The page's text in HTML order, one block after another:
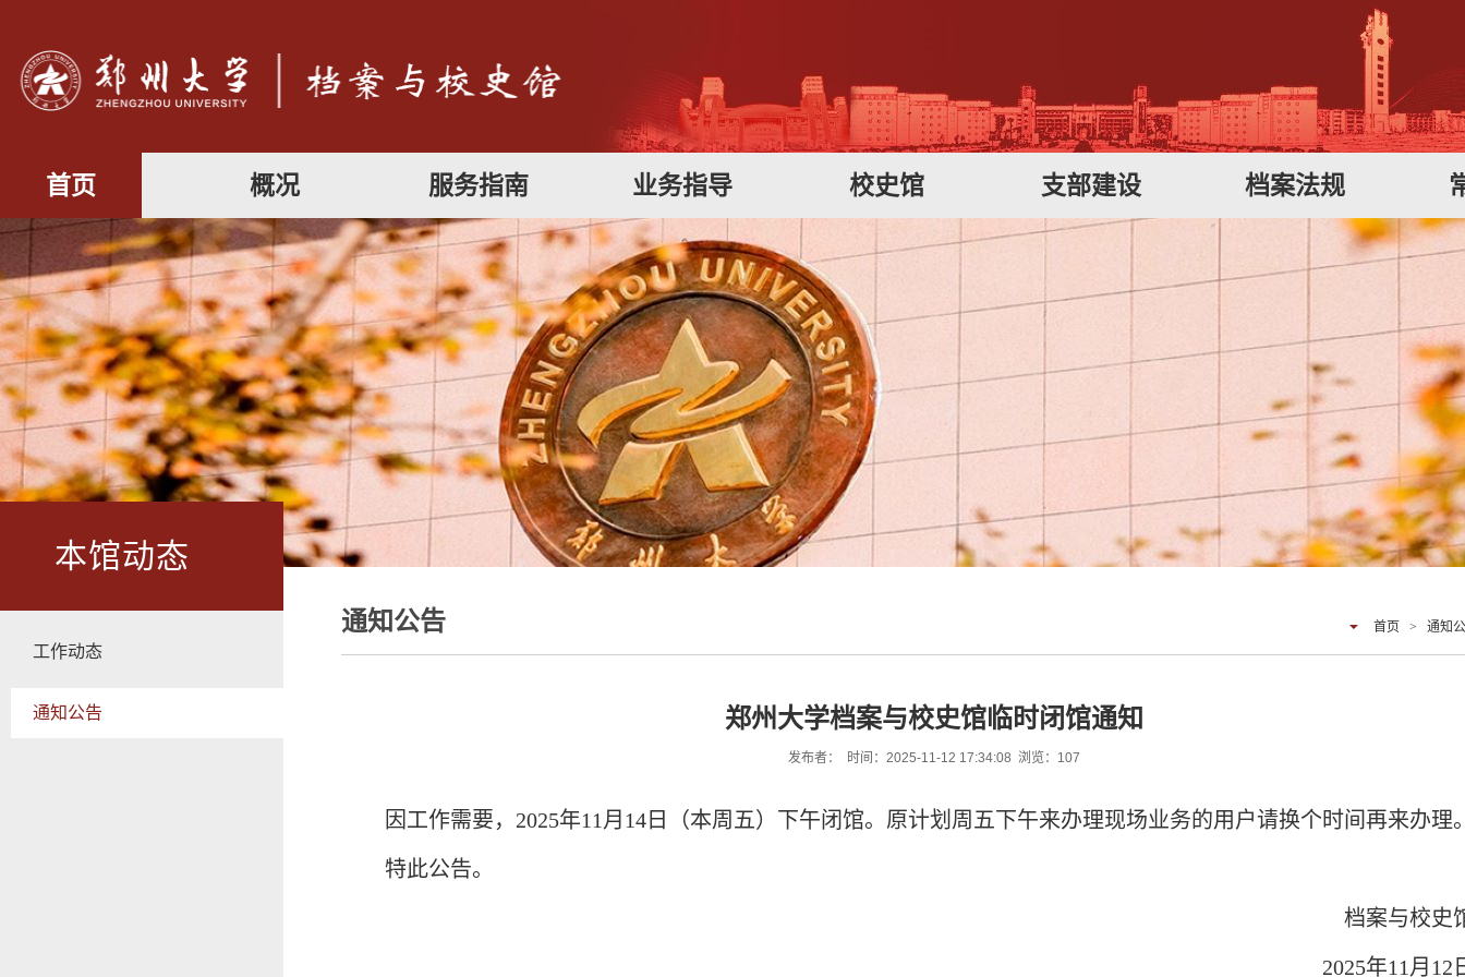
首页 概况 服务指南 业务指导 校史馆 支部建设 档案法规
本馆动态
工作动态
通知公告
通知公告 首页 > 通知
郑州大学档案与校史馆临时闭馆通知
发布者： 时间：2025-11-12 17:34:08 浏览： 107
因工作需要，2025年11月14日（本周五）下午闭馆。原计划周五下午来办理现场业务的用户请换个时间再来办理
特此公告。
档案与校史
2025年11月12